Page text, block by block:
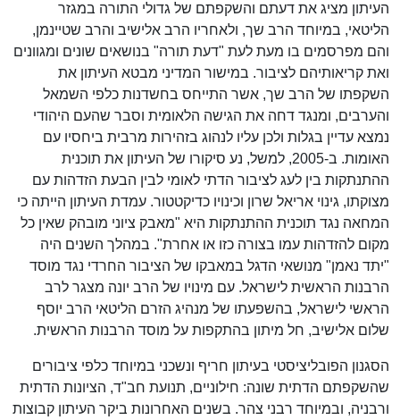
העיתון מציג את דעתם והשקפתם של גדולי התורה במגזר
הליטאי, במיוחד הרב שך, ולאחריו הרב אלישיב והרב שטיינמן,
והם מפרסמים בו מעת לעת "דעת תורה" בנושאים שונים ומגוונים
ואת קריאותיהם לציבור. במישור המדיני מבטא העיתון את
השקפתו של הרב שך, אשר התייחס בחשדנות כלפי השמאל
והערבים, ומנגד דחה את הגישה הלאומית וסבר שהעם היהודי
נמצא עדיין בגלות ולכן עליו לנהוג בזהירות מרבית ביחסיו עם
האומות. ב-2005, למשל, נע סיקורו של העיתון את תוכנית
ההתנתקות בין לעג לציבור הדתי לאומי לבין הבעת הזדהות עם
מצוקתו, גינוי אריאל שרון וכינויו כדיקטטור. עמדת העיתון הייתה כי
המחאה נגד תוכנית ההתנתקות היא "מאבק ציוני מובהק שאין כל
מקום להזדהות עמו בצורה כזו או אחרת". במהלך השנים היה
"יתד נאמן" מנושאי הדגל במאבקו של הציבור החרדי נגד מוסד
הרבנות הראשית לישראל. עם מינויו של הרב יונה מצגר לרב
הראשי לישראל, בהשפעתו של מנהיג הזרם הליטאי הרב יוסף
שלום אלישיב, חל מיתון בהתקפות על מוסד הרבנות הראשית.
הסגנון הפובליציסטי בעיתון חריף ונשכני במיוחד כלפי ציבורים
שהשקפתם הדתית שונה: חילוניים, תנועת חב"ד, הציונות הדתית
ורבניה, ובמיוחד רבני צהר. בשנים האחרונות ביקר העיתון קבוצות